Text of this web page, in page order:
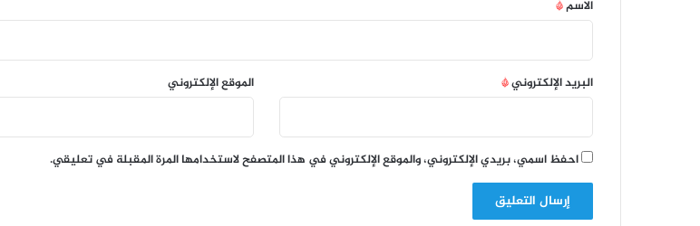
الاسم*
البريد الإلكتروني* الموقع الإلكتروني
احفظ اسمي، بريدي الإلكتروني، والموقع الإلكتروني في هذا المتصفح لاستخدامها المرة المقبلة في تعليقي.